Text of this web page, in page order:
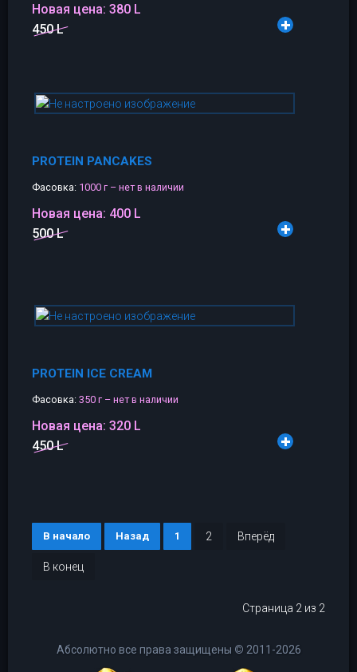
Новая цена: 380 L
450 L
PROTEIN PANCAKES
Фасовка: 1000 г – нет в наличии
Новая цена: 400 L
500 L
PROTEIN ICE CREAM
Фасовка: 350 г – нет в наличии
Новая цена: 320 L
450 L
В начало Назад 1 2 Вперёд
В конец
Страница 2 из 2
Абсолютно все права защищены © 2011-2026